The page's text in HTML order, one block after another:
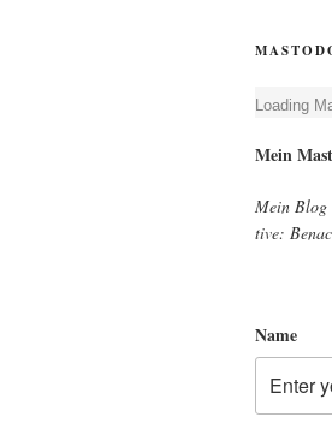
Loa­ding
Mein
Mein Blog
ti­ve:
Name